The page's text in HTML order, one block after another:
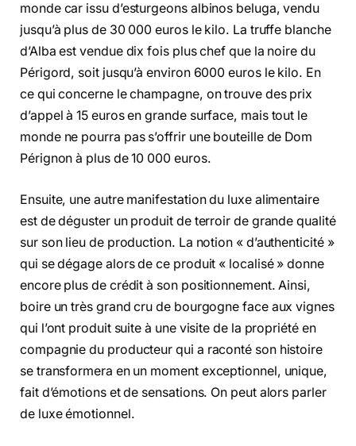
monde car issu d’esturgeons albinos beluga, vendu
jusqu’à plus de 30 000 euros le kilo. La truffe blanche
d’Alba est vendue dix fois plus chef que la noire du
Périgord, soit jusqu’à environ 6000 euros le kilo. En
ce qui concerne le champagne, on trouve des prix
d’appel à 15 euros en grande surface, mais tout le
monde ne pourra pas s’offrir une bouteille de Dom
Pérignon à plus de 10 000 euros.
Ensuite, une autre manifestation du luxe alimentaire
est de déguster un produit de terroir de grande qualité
sur son lieu de production. La notion « d’authenticité »
qui se dégage alors de ce produit « localisé » donne
encore plus de crédit à son positionnement. Ainsi,
boire un très grand cru de bourgogne face aux vignes
qui l’ont produit suite à une visite de la propriété en
compagnie du producteur qui a raconté son histoire
se transformera en un moment exceptionnel, unique,
fait d’émotions et de sensations. On peut alors parler
de luxe émotionnel.